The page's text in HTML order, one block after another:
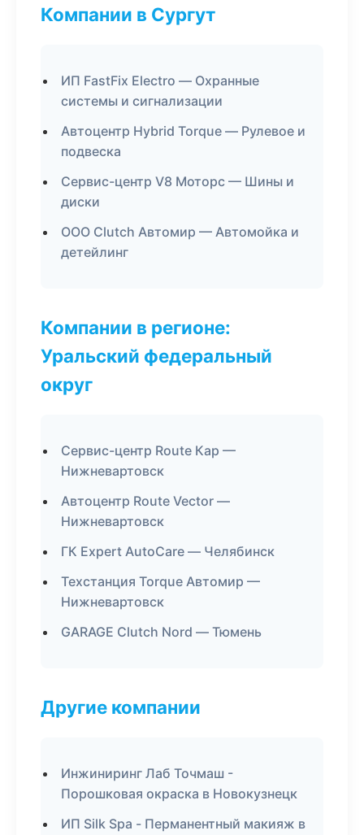
Компании в Сургут
ИП FastFix Electro — Охранные
системы и сигнализации
Автоцентр Hybrid Torque — Рулевое и
подвеска
Сервис-центр V8 Моторс — Шины и
диски
ООО Clutch Автомир — Автомойка и
детейлинг
Компании в регионе:
Уральский федеральный
округ
Сервис-центр Route Кар —
Нижневартовск
Автоцентр Route Vector —
Нижневартовск
ГК Expert AutoCare — Челябинск
Техстанция Torque Автомир —
Нижневартовск
GARAGE Clutch Nord — Тюмень
Другие компании
Инжиниринг Лаб Точмаш -
Порошковая окраска в Новокузнецк
ИП Silk Spa - Перманентный макияж в